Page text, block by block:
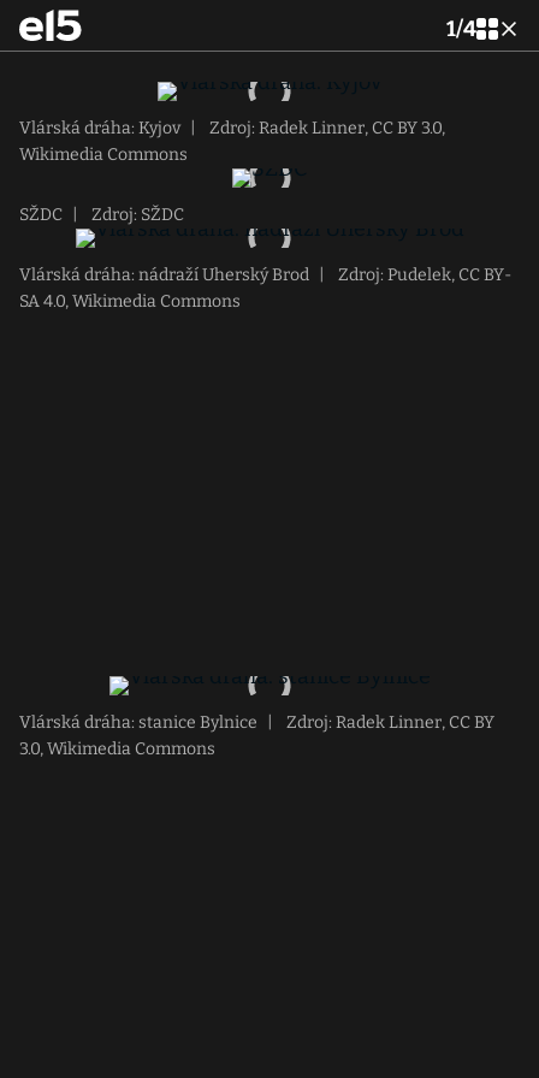
1/4
Vlárská dráha: Kyjov
Zdroj: Radek Linner, CC BY 3.0,
Wikimedia Commons
SŽDC Zdroj: SŽDC
Vlárská dráha: nádraží Uherský Brod
Zdroj: Pudelek, CC BY-
SA 4.0, Wikimedia Commons
Vlárská dráha: stanice Bylnice
Zdroj: Radek Linner, CC BY
3.0, Wikimedia Commons